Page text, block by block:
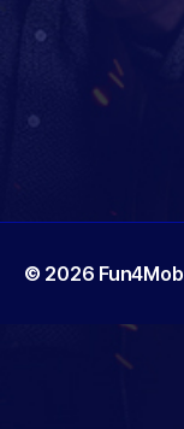
© 2026 Fun4Mob